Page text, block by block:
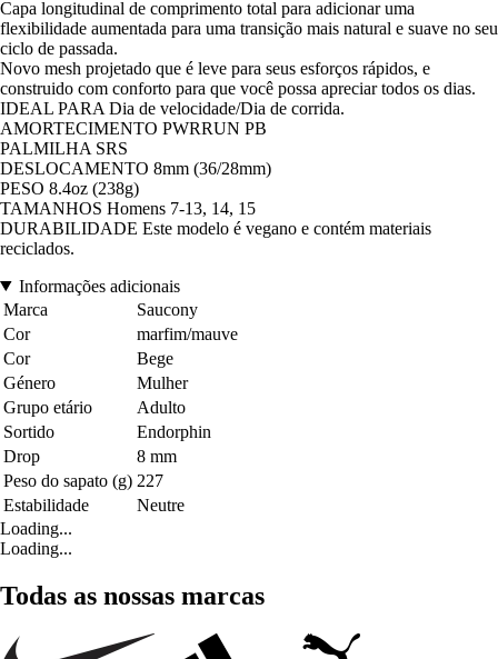
Capa longitudinal de comprimento total para adicionar uma
flexibilidade aumentada para uma transição mais natural e suave no seu
ciclo de passada.
Novo mesh projetado que é leve para seus esforços rápidos, e
construido com conforto para que você possa apreciar todos os dias.
IDEAL PARA Dia de velocidade/Dia de corrida.
AMORTECIMENTO PWRRUN PB
PALMILHA SRS
DESLOCAMENTO 8mm (36/28mm)
PESO 8.4oz (238g)
TAMANHOS Homens 7-13, 14, 15
DURABILIDADE Este modelo é vegano e contém materiais
reciclados.
Informações adicionais
Marca
Saucony
Cor
marfim/mauve
Cor
Bege
Género
Mulher
Grupo etário
Adulto
Sortido
Endorphin
Drop
8 mm
Peso do sapato (g) 227
Estabilidade
Neutre
Loading...
Loading...
Todas as nossas marcas